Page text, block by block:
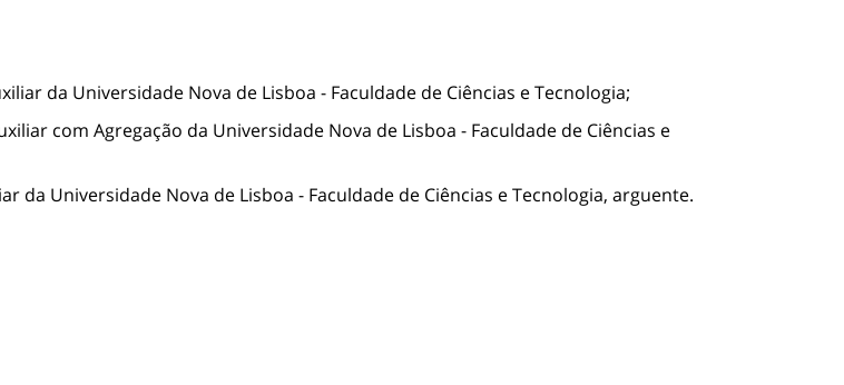
da Universidade Nova de Lisboa - Faculdade de Ciências e Tecnologia;
com Agregação da Universidade Nova de Lisboa - Faculdade de Ciências e
da Universidade Nova de Lisboa - Faculdade de Ciências e Tecnologia, arguente.